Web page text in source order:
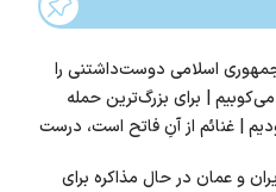
اسلامی دوست‌داشتنی را
| برای بزرگ‌ترین حمله
| غنائم از آنِ فاتح است، درست
و عمان در حال مذاکره برای